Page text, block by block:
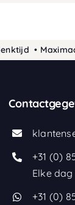
Maximaal 10
+31 (0)
Elke dag
+31 (0)